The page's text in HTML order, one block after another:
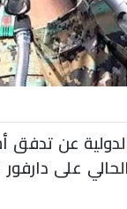
عن تدفق
على